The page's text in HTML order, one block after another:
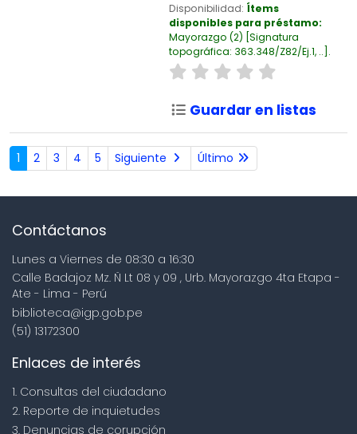
Disponibilidad: Ítems
disponibles para préstamo:
Mayorazgo (2) Signatura
topográfica: 363.348/Z82/Ej.1, .. .
Guardar en listas
1 2 3 4 5 Siguiente Último
Contáctanos
Lunes a Viernes de 08:30 a 16:30
Calle Badajoz Mz. Ñ Lt 08 y 09 , Urb. Mayorazgo 4ta Etapa -
Ate - Lima - Perú
biblioteca@igp.gob.pe
(51) 13172300
Enlaces de interés
1. Consultas del ciudadano
2. Reporte de inquietudes
3. Denuncias de corupción